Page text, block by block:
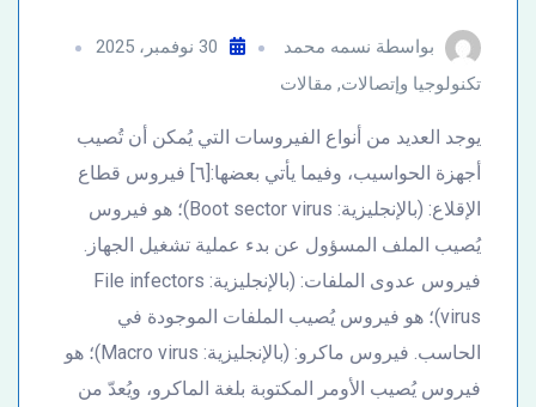
بواسطة نسمه محمد
30 نوفمبر، 2025
تكنولوجيا وإتصالات, مقالات
يوجد العديد من أنواع الفيروسات التي يُمكن أن تُصيب
أجهزة الحواسيب، وفيما يأتي بعضها:[٦] فيروس قطاع
الإقلاع: (بالإنجليزية: Boot sector virus)؛ هو فيروس
يُصيب الملف المسؤول عن بدء عملية تشغيل الجهاز.
فيروس عدوى الملفات: (بالإنجليزية: File infectors
virus)؛ هو فيروس يُصيب الملفات الموجودة في
الحاسب. فيروس ماكرو: (بالإنجليزية: Macro virus)؛ هو
فيروس يُصيب الأومر المكتوبة بلغة الماكرو، ويُعدّ من